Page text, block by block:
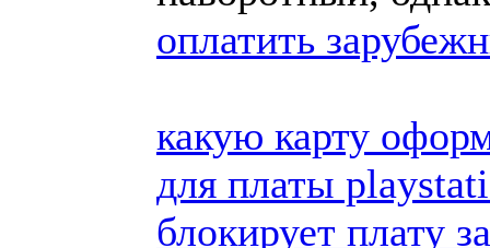
оплатить
какую карту
для платы
блокирует плату